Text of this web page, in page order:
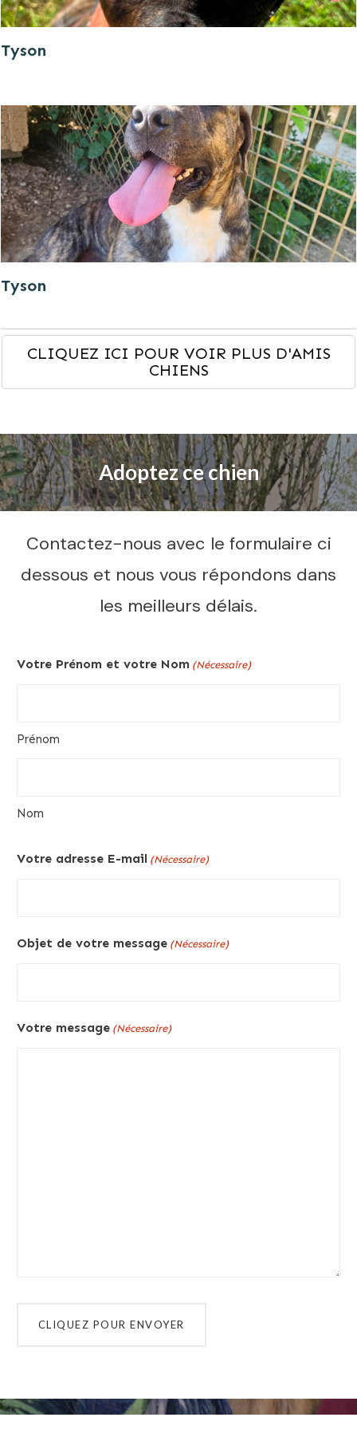
Tyson
Tyson
CLIQUEZ ICI POUR VOIR PLUS D'AMIS
CHIENS
Adoptez ce chien
Contactez-nous avec le formulaire ci
dessous et nous vous répondons dans
les meilleurs délais.
Votre Prénom et votre Nom (Nécessaire)
Prénom
Nom
Votre adresse E-mail (Nécessaire)
Objet de votre message (Nécessaire)
Votre message (Nécessaire)